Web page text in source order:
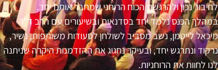
לחיבור נכון ולהרגשת הכוח הרוחני שמחבר אותנו יחד.
במהלך הכנס נלמד יחד בסדנאות ובשיעורים עם הרב ד"ר
מיכאל לייטמן, נשב מסביב לשולחן לסעודות משותפות, נשיר,
נרקוד ונתרגש יחד, ובעיקר נחגוג את ההזדמנות היקרה שניתנה
לנו לחוות את הרוחניות.